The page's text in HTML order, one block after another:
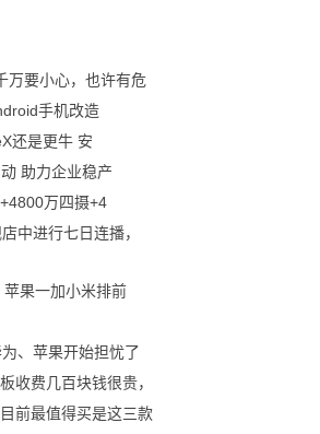
万要小心，也许有危
手机改造
还是更牛 安
助力企业稳产
万四摄+4
中进行七日连播，
果一加小米排前
、苹果开始担忧了
收费几百块钱很贵，
前最值得买是这三款